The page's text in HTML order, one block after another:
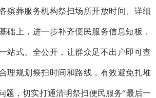
殡葬服务机构祭扫场所开放时间、详细
础上，进一步补齐便民服务信息短板，
站式、全公开，让群众足不出户即可查
理规划祭扫时间和路线，有效避免扎堆
题，切实打通清明祭扫便民服务“最后一